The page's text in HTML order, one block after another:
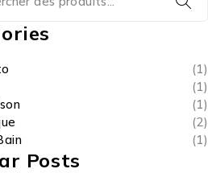
(1)
(1)
(1)
(2)
(1)
Posts